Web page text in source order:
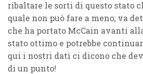
ribaltare le sorti di questo stato
quale non può fare a meno; va
che ha portato McCain avanti
stato ottimo e potrebbe
qui i nostri dati ci dicono che
di un punto!